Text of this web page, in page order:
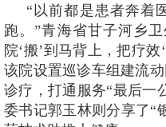
“以前都是患者奔着
跑。”青海省甘子河乡
院‘搬’到马背上，把疗效
该院设置巡诊车组建流
诊疗，打通服务“最后一
委书记郭玉林则分享了“